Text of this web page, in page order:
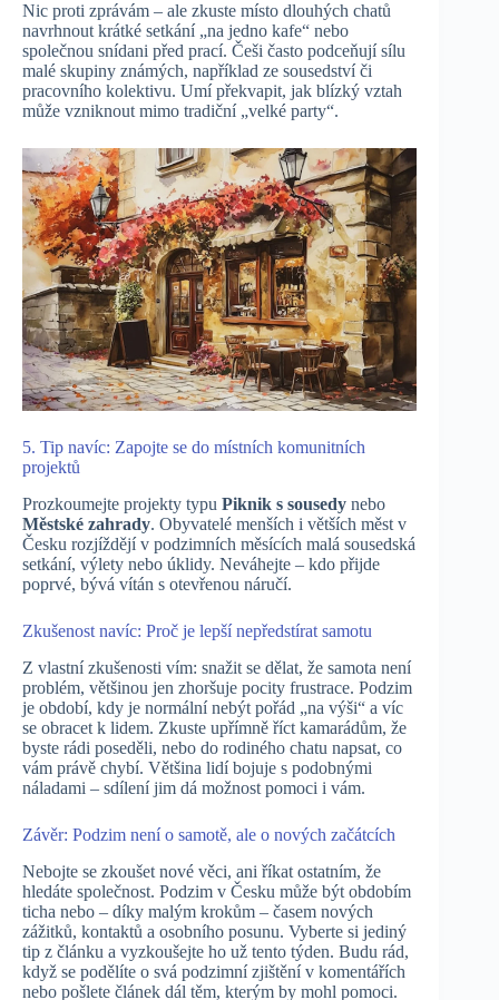
Nic proti zprávám – ale zkuste místo dlouhých chatů
navrhnout krátké setkání „na jedno kafe“ nebo
společnou snídani před prací. Češi často podceňují sílu
malé skupiny známých, například ze sousedství či
pracovního kolektivu. Umí překvapit, jak blízký vztah
může vzniknout mimo tradiční „velké party“.
5. Tip navíc: Zapojte se do místních komunitních
projektů
Prozkoumejte projekty typu Piknik s sousedy nebo
Městské zahrady. Obyvatelé menších i větších měst v
Česku rozjíždějí v podzimních měsících malá sousedská
setkání, výlety nebo úklidy. Neváhejte – kdo přijde
poprvé, bývá vítán s otevřenou náručí.
Zkušenost navíc: Proč je lepší nepředstírat samotu
Z vlastní zkušenosti vím: snažit se dělat, že samota není
problém, většinou jen zhoršuje pocity frustrace. Podzim
je období, kdy je normální nebýt pořád „na výši“ a víc
se obracet k lidem. Zkuste upřímně říct kamarádům, že
byste rádi poseděli, nebo do rodiného chatu napsat, co
vám právě chybí. Většina lidí bojuje s podobnými
náladami – sdílení jim dá možnost pomoci i vám.
Závěr: Podzim není o samotě, ale o nových začátcích
Nebojte se zkoušet nové věci, ani říkat ostatním, že
hledáte společnost. Podzim v Česku může být obdobím
ticha nebo – díky malým krokům – časem nových
zážitků, kontaktů a osobního posunu. Vyberte si jediný
tip z článku a vyzkoušejte ho už tento týden. Budu rád,
když se podělíte o svá podzimní zjištění v komentářích
nebo pošlete článek dál těm, kterým by mohl pomoci.